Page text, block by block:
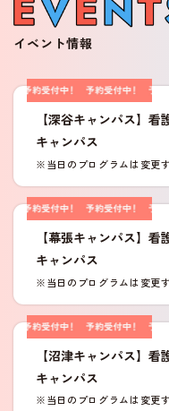
OPEN CAMPUS
オープンキャンパス
オープンキャンパスTOP
学外進路相談会 (会場ガイ
オンライン個別相談
来校型個別相談
イベント情報
【深谷キャンパス】
キャンパス
※当日のプログラムは変更
【幕張キャンパス】
キャンパス
※当日のプログラムは変更
【沼津キャンパス】
キャンパス
※当日のプログラムは変更